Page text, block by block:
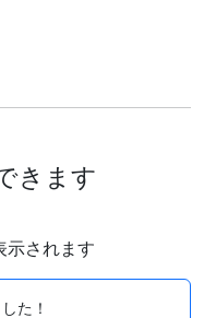
きます
示されます
た！